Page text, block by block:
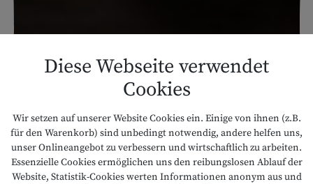
Diese Webseite verwendet
Cookies
Wir setzen auf unserer Website Cookies ein. Einige von ihnen (z.B.
für den Warenkorb) sind unbedingt notwendig, andere helfen uns,
unser Onlineangebot zu verbessern und wirtschaftlich zu arbeiten.
Essenzielle Cookies ermöglichen uns den reibungslosen Ablauf der
Website, Statistik-Cookies werten Informationen anonym aus und